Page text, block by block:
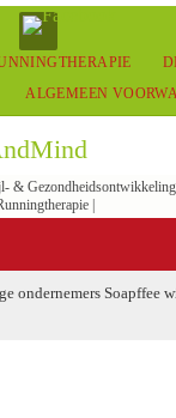
ALGEMEEN
&
|
ondernemers Soapffee